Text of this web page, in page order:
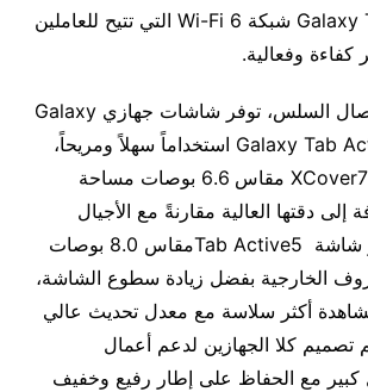
Galaxy Tab Active5 5G شبكة Wi-Fi 6 التي تتيح للعاملين
كفاءة وفعالية.
وبالإضافة إلى الاتصال السلس، توفر شاشات جهازي Galaxy
XCover7 وGalaxy Tab Active5 استخداماً سهلاً ومريحاً،
حيث توفر شاشة XCover7 مقاس 6.6 بوصات مساحة
إلى دقتها العالية مقارنةً مع الأجيال
السابقة، كما توفر شاشة Tab Active5مقاس 8.0 بوصات
الخارجية بفضل زيادة سطوع الشاشة،
أكثر سلاسة مع معدل تحديث عالي
وتم تصميم كلا الجهازين لدعم أعمال
مع الحفاظ على إطار رفيع وخفيف